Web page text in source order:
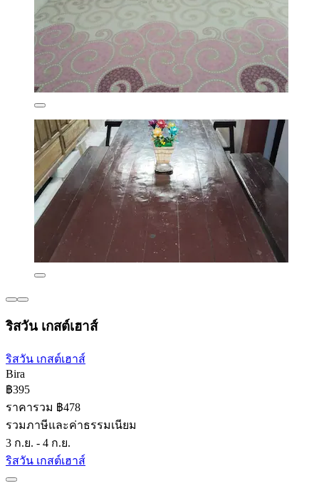
ริสวัน เกสต์เฮาส์
ริสวัน เกสต์เฮาส์
Bira
฿395
ราคารวม ฿478
รวมภาษีและค่าธรรมเนียม
3 ก.ย. - 4 ก.ย.
ริสวัน เกสต์เฮาส์